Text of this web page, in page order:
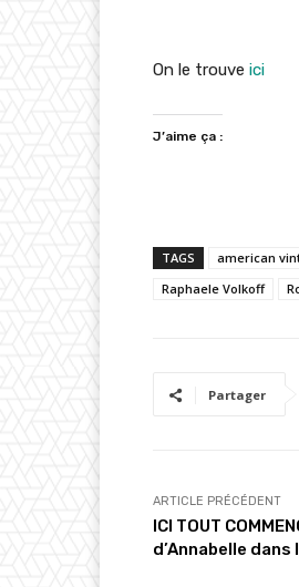
On le trouve ici
J’aime ça :
TAGS american
Raphaele Volkoff
Partager
ARTICLE PRÉCÉDENT
ICI TOUT
d’Annabelle dans